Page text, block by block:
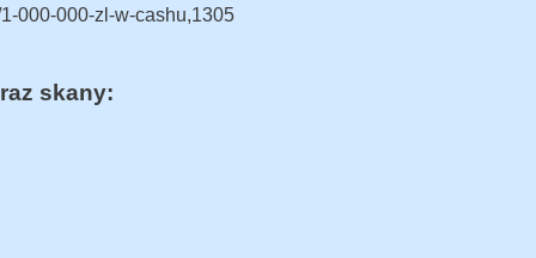
000-000-zl-w-cashu,1305
skany: